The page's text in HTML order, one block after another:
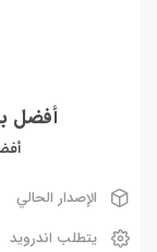
أفضل
الإصدار الحالي
يتطلب اندرويد